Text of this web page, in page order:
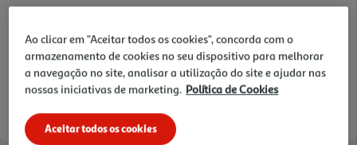
todas as necessidades informáticas, incluindo
gaming.
2.699,99 €
verificar stock em loja >
Entrega estimada entre14/08/2026 e 17/08/2026
Ao clicar em "Aceitar todos os cookies", concorda com o
armazenamento de cookies no seu dispositivo para melhorar
a navegação no site, analisar a utilização do site e ajudar nas
nossas iniciativas de marketing. Política de Cookies
Aceitar todos os cookies